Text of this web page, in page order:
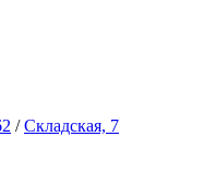
/Складская, 7